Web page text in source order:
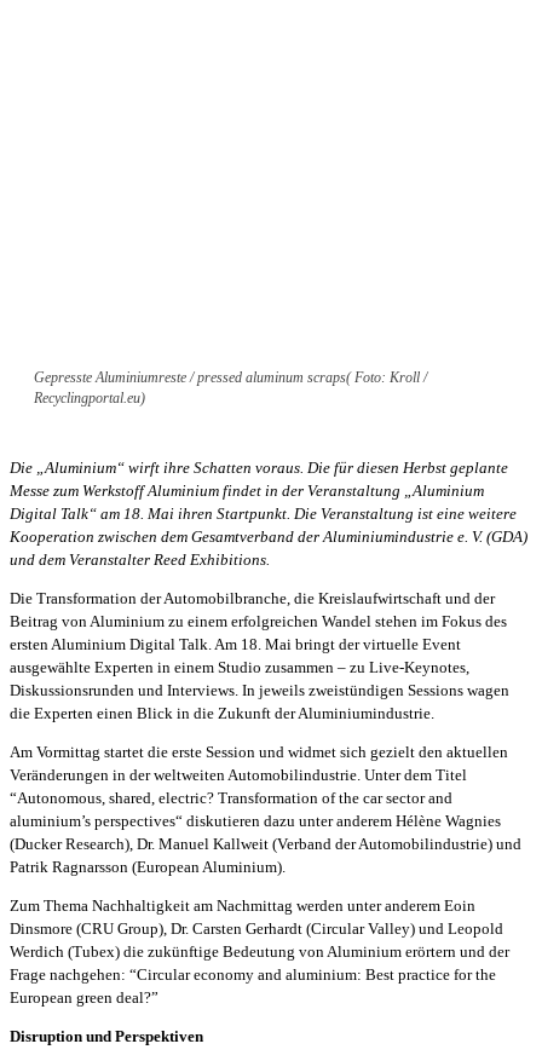
Gepresste Aluminiumreste / pressed aluminum scraps( Foto: Kroll /
Recyclingportal.eu)
Die „Aluminium“ wirft ihre Schatten voraus. Die für diesen Herbst geplante
Messe zum Werkstoff Aluminium findet in der Veranstaltung „Aluminium
Digital Talk“ am 18. Mai ihren Startpunkt. Die Veranstaltung ist eine weitere
Kooperation zwischen dem Gesamtverband der Aluminiumindustrie e. V. (GDA)
und dem Veranstalter Reed Exhibitions.
Die Transformation der Automobilbranche, die Kreislaufwirtschaft und der
Beitrag von Aluminium zu einem erfolgreichen Wandel stehen im Fokus des
ersten Aluminium Digital Talk. Am 18. Mai bringt der virtuelle Event
ausgewählte Experten in einem Studio zusammen – zu Live-Keynotes,
Diskussionsrunden und Interviews. In jeweils zweistündigen Sessions wagen
die Experten einen Blick in die Zukunft der Aluminiumindustrie.
Am Vormittag startet die erste Session und widmet sich gezielt den aktuellen
Veränderungen in der weltweiten Automobilindustrie. Unter dem Titel
“Autonomous, shared, electric? Transformation of the car sector and
aluminium’s perspectives“ diskutieren dazu unter anderem Hélène Wagnies
(Ducker Research), Dr. Manuel Kallweit (Verband der Automobilindustrie) und
Patrik Ragnarsson (European Aluminium).
Zum Thema Nachhaltigkeit am Nachmittag werden unter anderem Eoin
Dinsmore (CRU Group), Dr. Carsten Gerhardt (Circular Valley) und Leopold
Werdich (Tubex) die zukünftige Bedeutung von Aluminium erörtern und der
Frage nachgehen: “Circular economy and aluminium: Best practice for the
European green deal?”
Disruption und Perspektiven